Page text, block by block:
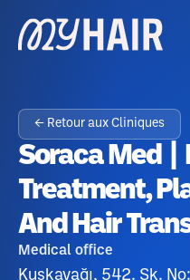
← Retour aux Cliniques
Soraca Med |
Treatment,
And Hair
Medical office
Kuşkavağı, 542. Sk.